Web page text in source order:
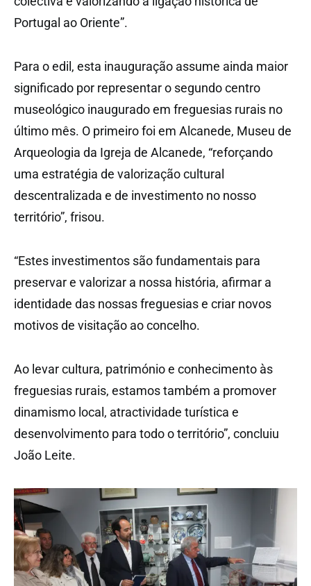
Portugal ao Oriente”.
Para o edil, esta inauguração assume ainda maior
significado por representar o segundo centro
museológico inaugurado em freguesias rurais no
último mês. O primeiro foi em Alcanede, Museu de
Arqueologia da Igreja de Alcanede, “reforçando
uma estratégia de valorização cultural
descentralizada e de investimento no nosso
território”, frisou.
“Estes investimentos são fundamentais para
preservar e valorizar a nossa história, afirmar a
identidade das nossas freguesias e criar novos
motivos de visitação ao concelho.
Ao levar cultura, património e conhecimento às
freguesias rurais, estamos também a promover
dinamismo local, atractividade turística e
desenvolvimento para todo o território”, concluiu
João Leite.